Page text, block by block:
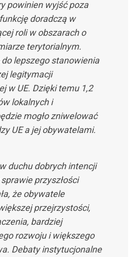
powinien wyjść poza
doradczą w
roli w obszarach o
terytorialnym.
lepszego stanowienia
legitymacji
w UE. Dzięki temu 1,2
lokalnych i
mogło zniwelować
UE a jej obywatelami.
duchu dobrych intencji
przyszłości
że obywatele
przejrzystości,
bardziej
rozwoju i większego
Debaty instytucjonalne